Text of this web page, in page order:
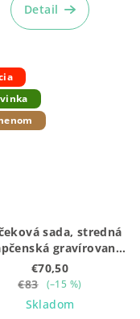
Detail
sada, stredná
gravírovaná
Mojkáčik + Hrkálka
+ Čiapočka + box)
€70,50
€83
(–15 %)
Skladom